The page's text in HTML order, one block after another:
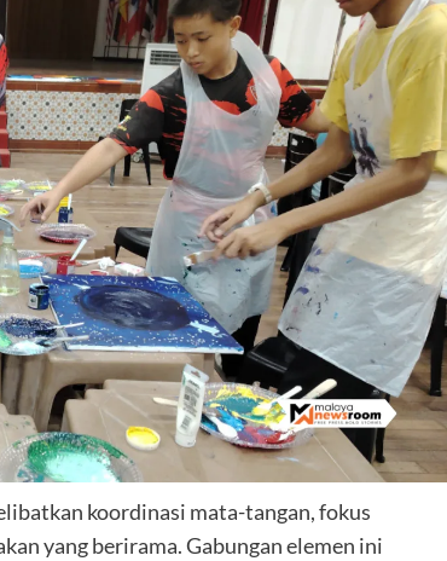
koordinasi mata-tangan, fokus
yang berirama. Gabungan elemen ini